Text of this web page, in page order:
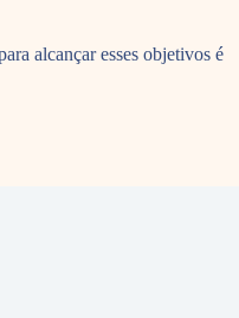
alcançar esses objetivos é